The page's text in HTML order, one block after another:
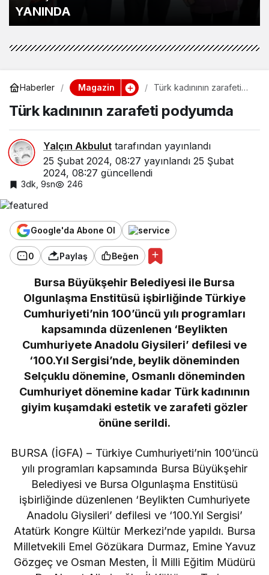
SÜRECİ BAŞLADI
Haberler Magazin
Türk kadınının zarafeti
Türk kadınının zarafeti podyumda
Yalçın Akbulut tarafından yayınlandı
25 Şubat 2024, 08:27 yayınlandı 25 Şubat
2024, 08:27 güncellendi
3dk, 9sn 246
Google'da Abone Ol
0 Paylaş Beğen
Bursa Büyükşehir Belediyesi ile Bursa
Olgunlaşma Enstitüsü işbirliğinde Türkiye
Cumhuriyeti’nin 100’üncü yılı programları
kapsamında düzenlenen ‘Beylikten
Cumhuriyete Anadolu Giysileri’ defilesi ve
‘100.Yıl Sergisi’nde, beylik döneminden
Selçuklu dönemine, Osmanlı döneminden
Cumhuriyet dönemine kadar Türk kadınının
giyim kuşamdaki estetik ve zarafeti gözler
önüne serildi.
BURSA (İGFA) – Türkiye Cumhuriyeti’nin 100’üncü
yılı programları kapsamında Bursa Büyükşehir
Belediyesi ve Bursa Olgunlaşma Enstitüsü
işbirliğinde düzenlenen ‘Beylikten Cumhuriyete
Anadolu Giysileri’ defilesi ve ‘100.Yıl Sergisi’
Atatürk Kongre Kültür Merkezi’nde yapıldı. Bursa
Milletvekili Emel Gözükara Durmaz, Emine Yavuz
Gözgeç ve Osman Mesten, İl Milli Eğitim Müdürü